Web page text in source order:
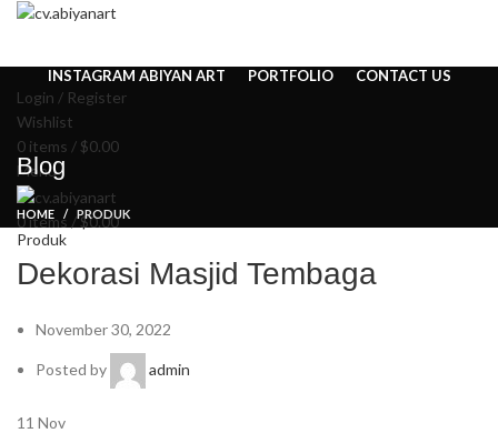
INSTAGRAM ABIYAN ART
PORTFOLIO CONTACT US
Login / Register
Wishlist
0 items / $0.00
Menu
0items /$0.00
Blog
HOME PRODUK
Produk
Dekorasi Masjid Tembaga
November 30, 2022
Posted by admin
11 Nov